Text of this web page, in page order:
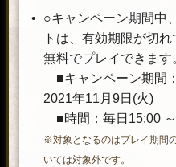
○キャンペーン期間中
トは、有効期限が切
無料でプレイできます
■キャンペーン期間
2021年11月9日(火)
■時間：毎日15:00
※対象となるのはプレイ期間
いては対象外です。